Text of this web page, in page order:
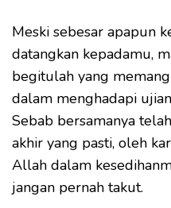
Meski sebesar apapun
datangkan kepadamu,
begitulah yang
dalam menghadapi
Sebab bersamanya
akhir yang pasti, oleh
Allah dalam
jangan pernah takut.